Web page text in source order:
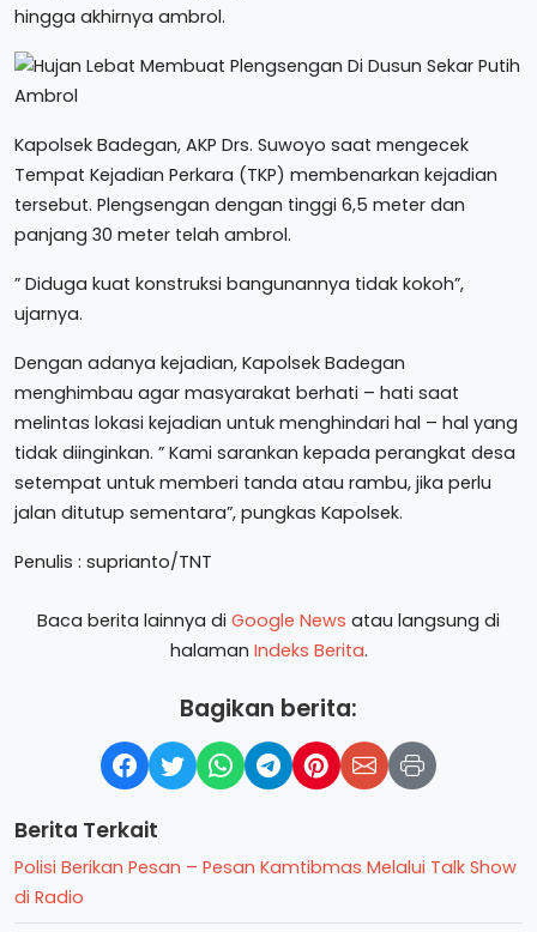
hingga akhirnya ambrol.
Kapolsek Badegan, AKP Drs. Suwoyo saat mengecek
Tempat Kejadian Perkara (TKP) membenarkan kejadian
tersebut. Plengsengan dengan tinggi 6,5 meter dan
panjang 30 meter telah ambrol.
” Diduga kuat konstruksi bangunannya tidak kokoh”,
ujarnya.
Dengan adanya kejadian, Kapolsek Badegan
menghimbau agar masyarakat berhati – hati saat
melintas lokasi kejadian untuk menghindari hal – hal yang
tidak diinginkan. ” Kami sarankan kepada perangkat desa
setempat untuk memberi tanda atau rambu, jika perlu
jalan ditutup sementara”, pungkas Kapolsek.
Penulis : suprianto/TNT
Baca berita lainnya di Google News atau langsung di
halaman Indeks Berita.
Bagikan berita:
Berita Terkait
Polisi Berikan Pesan – Pesan Kamtibmas Melalui Talk Show
di Radio